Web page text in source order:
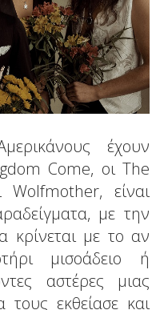
έχουν
Come, οι The
Wolfmother, είναι
με την
κρίνεται με το αν
μισοάδειο ή
αστέρες μιας
εκθείασε και